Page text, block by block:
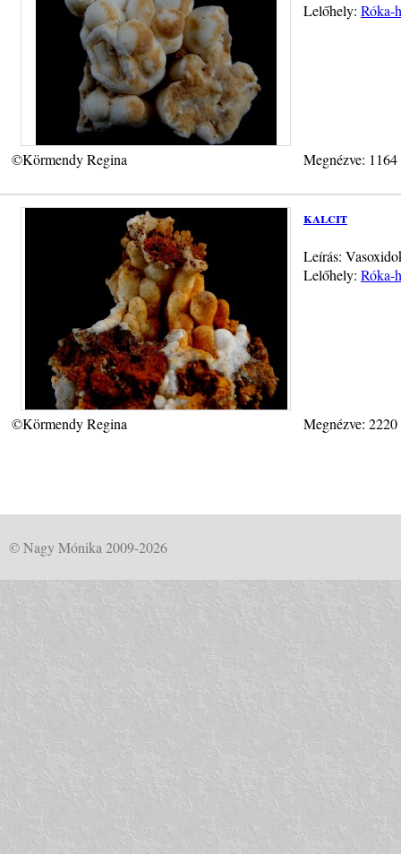
Lelőhely: Róka-
©Körmendy Regina Megnézve:
kalcit
Leírás:
Lelőhely: Róka-
©Körmendy Regina Megnézve:
© Nagy Mónika 2009-2026